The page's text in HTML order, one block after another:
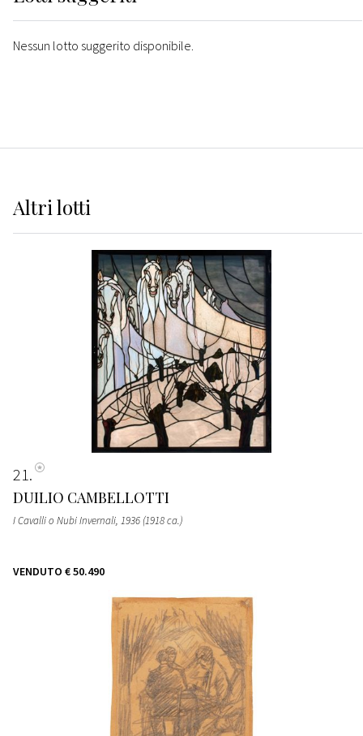
Nessun lotto suggerito disponibile.
Altrilotti
21
DUILIO CAMBELLOTTI
I Cavalli o Nubi Invernali, 1936 (1918 ca.)
VENDUTO € 50.490